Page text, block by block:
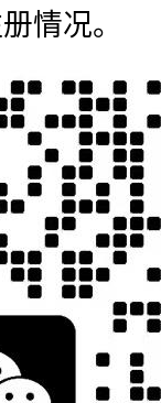
情况。